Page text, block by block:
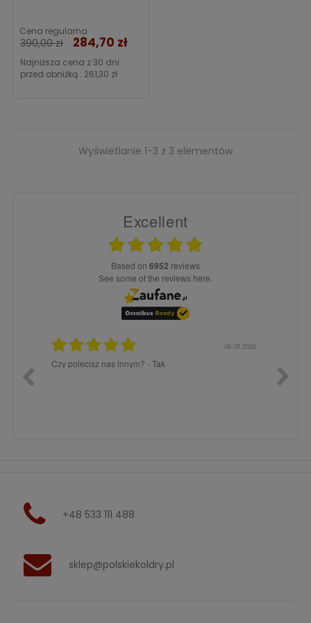
Cena regularna
390,00 zł Cena
284,70 zł
Najniższa cena z 30 dni
przed obniżką : 261,30 zł
Wyświetlanie 1-3 z 3 elementów
Excellent
based on 6952 reviews
see some of the reviews here.
06.08.2026
Bardzo polecam .
+48 533 111 488
sklep@polskiekoldry.pl